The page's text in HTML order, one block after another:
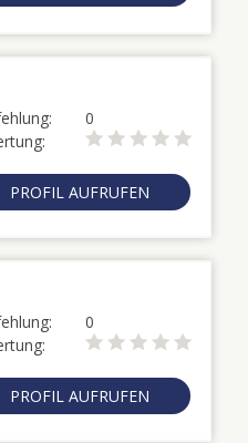
0
PROFIL AUFRUFEN
0
PROFIL AUFRUFEN